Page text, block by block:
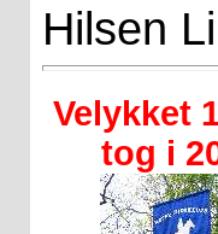
Hilsen
Velykket
tog i